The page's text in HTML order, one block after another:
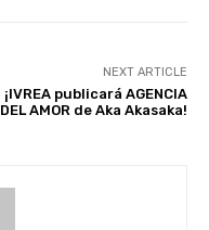
NEXT ARTICLE
¡IVREA publicará AGENCIA
DEL AMOR de Aka Akasaka!